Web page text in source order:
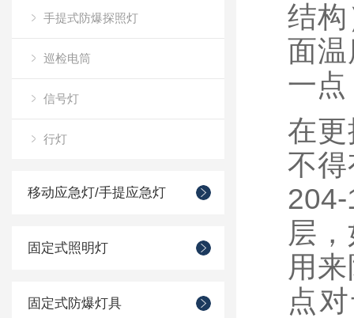
手提式防爆探照灯
巡检电筒
信号灯
行灯
移动应急灯/手提应急灯
固定式照明灯
固定式防爆灯具
结
面
一点
在
不
层
用
点